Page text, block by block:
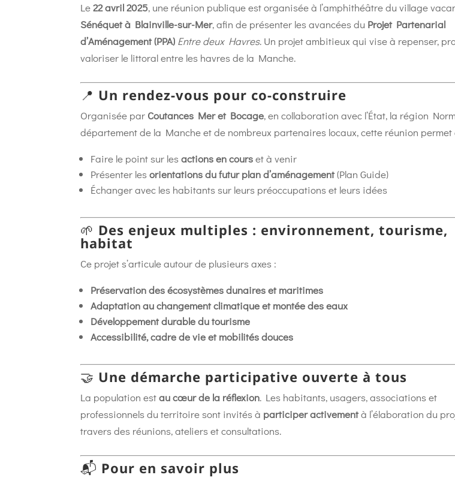
Le22 avril 2025, une réunion publique est organisée à l’amphithéâtre du village
Sénéquet à Blainville-sur-Mer, afin de présenter les avancées du Projet Partenarial
d’Aménagement (PPA) Entre deux Havres. Un projet ambitieux qui vise à repenser,
valoriser le littoral entre les havres de la Manche.
📍 Un rendez-vous pour co-construire
Organisée par Coutances Mer et Bocage, en collaboration avec l’État, la région
département de la Manche et de nombreux partenaires locaux, cette réunion permet
Faire le point sur lesactions en courset à venir
Présenter lesorientations du futur plan d’aménagement(Plan Guide)
Échanger avec les habitants sur leurs préoccupations et leurs idées
🌱 Des enjeux multiples : environnement, tourisme,
habitat
Ce projet s’articule autour de plusieurs axes :
Préservation des écosystèmes dunaires et maritimes
Adaptation au changement climatique et montée des eaux
Développement durable du tourisme
Accessibilité, cadre de vie et mobilités douces
🤝 Une démarche participative ouverte à tous
La population estau cœur de la réflexion. Les habitants, usagers, associations et
professionnels du territoire sont invités à participer activementà l’élaboration du
travers des réunions, ateliers et consultations.
📬 Pour en savoir plus